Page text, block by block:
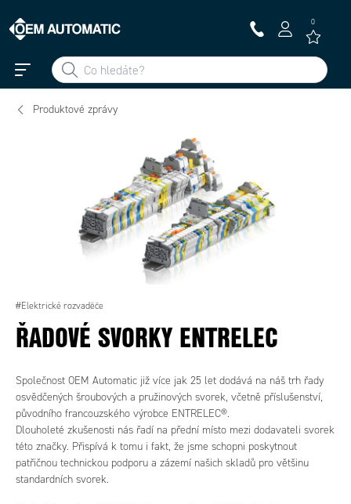
0
Produktové zprávy
#Elektrické rozvaděče
ŘADOVÉ SVORKY ENTRELEC
Společnost OEM Automatic již více jak 25 let dodává na náš trh řady
osvědčených šroubových a pružinových svorek, včetně příslušenství,
původního francouzského výrobce ENTRELEC®.
Dlouholeté zkušenosti nás řadí na přední místo mezi dodavateli svorek
této značky. Přispívá k tomu i fakt, že jsme schopni poskytnout
patřičnou technickou podporu a zázemí našich skladů pro většinu
standardních svorek.